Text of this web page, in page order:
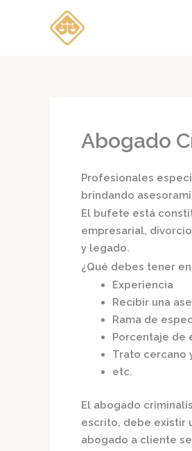
Abogado
Profesionales
brindando
El bufete está
empresarial,
y legado.
¿Qué debes tener
Experiencia
Recibir una
Rama de
Porcentaje de
Trato cercano
etc.
El abogado
escrito, debe existir
abogado a cliente